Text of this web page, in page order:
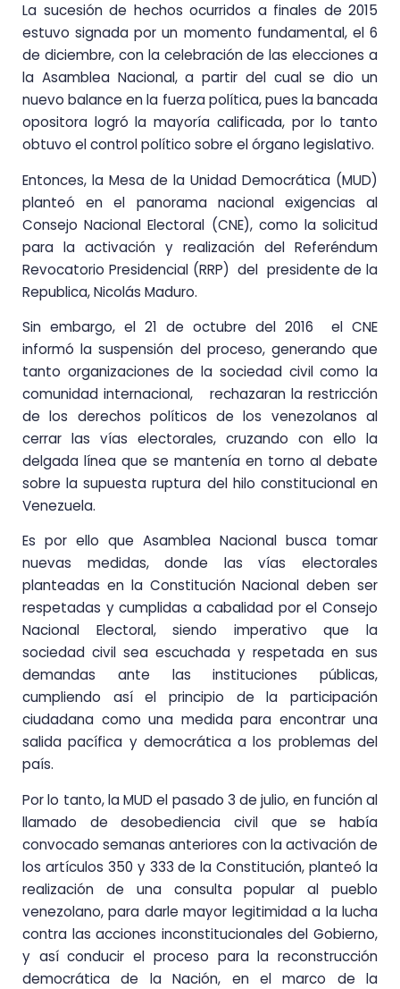
La sucesión de hechos ocurridos a finales de 2015
estuvo signada por un momento fundamental, el 6
de diciembre, con la celebración de las elecciones a
la Asamblea Nacional, a partir del cual se dio un
nuevo balance en la fuerza política, pues la bancada
opositora logró la mayoría calificada, por lo tanto
obtuvo el control político sobre el órgano legislativo.
Entonces, la Mesa de la Unidad Democrática (MUD)
planteó en el panorama nacional exigencias al
Consejo Nacional Electoral (CNE), como la solicitud
para la activación y realización del Referéndum
Revocatorio Presidencial (RRP) del presidente de la
Republica, Nicolás Maduro.
Sin embargo, el 21 de octubre del 2016 el CNE
informó la suspensión del proceso, generando que
tanto organizaciones de la sociedad civil como la
comunidad internacional, rechazaran la restricción
de los derechos políticos de los venezolanos al
cerrar las vías electorales, cruzando con ello la
delgada línea que se mantenía en torno al debate
sobre la supuesta ruptura del hilo constitucional en
Venezuela.
Es por ello que Asamblea Nacional busca tomar
nuevas medidas, donde las vías electorales
planteadas en la Constitución Nacional deben ser
respetadas y cumplidas a cabalidad por el Consejo
Nacional Electoral, siendo imperativo que la
sociedad civil sea escuchada y respetada en sus
demandas ante las instituciones públicas,
cumpliendo así el principio de la participación
ciudadana como una medida para encontrar una
salida pacífica y democrática a los problemas del
país.
Por lo tanto, la MUD el pasado 3 de julio, en función al
llamado de desobediencia civil que se había
convocado semanas anteriores con la activación de
los artículos 350 y 333 de la Constitución, planteó la
realización de una consulta popular al pueblo
venezolano, para darle mayor legitimidad a la lucha
contra las acciones inconstitucionales del Gobierno,
y así conducir el proceso para la reconstrucción
democrática de la Nación, en el marco de la